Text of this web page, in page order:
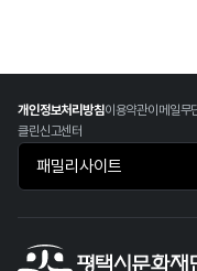
개인정보처리방침이용약관이메일무
클린신고센터
패밀리사이트 바로가기